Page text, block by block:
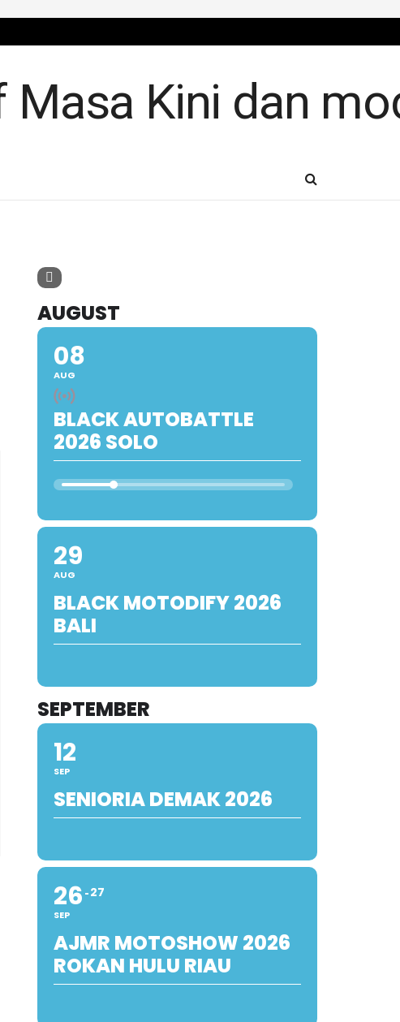
AUGUST
08
AUG
BLACK AUTOBATTLE
2026 SOLO
29
AUG
BLACK MOTODIFY 2026
BALI
SEPTEMBER
12
SEP
SENIORIA DEMAK 2026
26
SEP
27
AJMR MOTOSHOW 2026
ROKAN HULU RIAU